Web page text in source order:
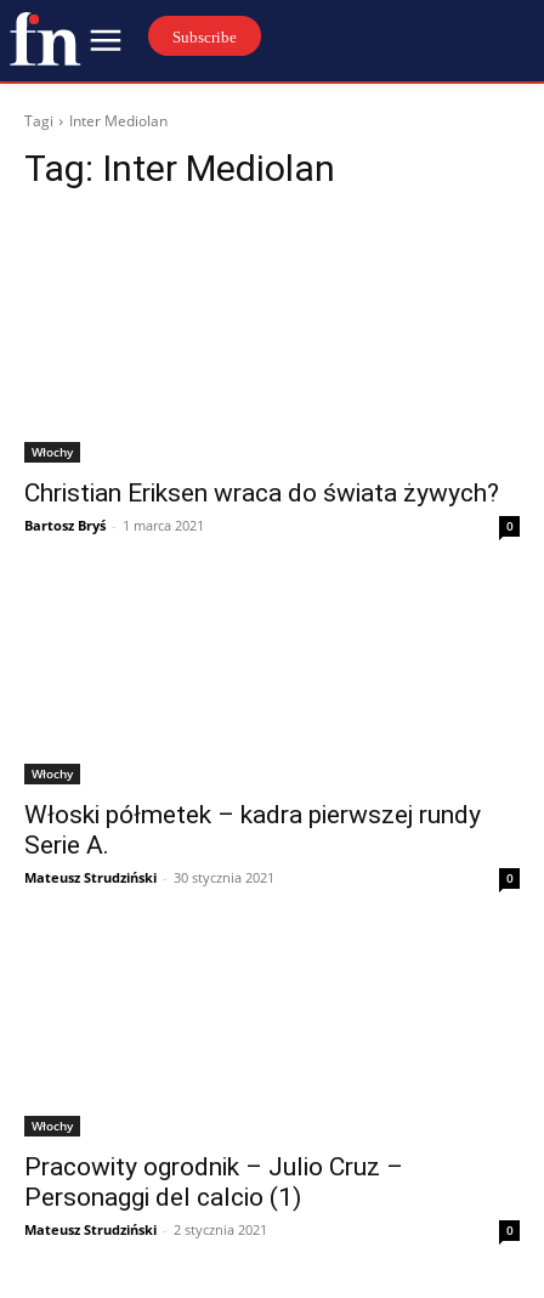
Subscribe
Tagi Inter Mediolan
Tag: Inter Mediolan
Włochy
Christian Eriksen wraca do świata żywych?
Bartosz Bryś - 1 marca 2021 0
Włochy
Włoski półmetek – kadra pierwszej rundy
Serie A.
Mateusz Strudziński - 30 stycznia 2021 0
Włochy
Pracowity ogrodnik – Julio Cruz –
Personaggi del calcio (1)
Mateusz Strudziński - 2 stycznia 2021 0